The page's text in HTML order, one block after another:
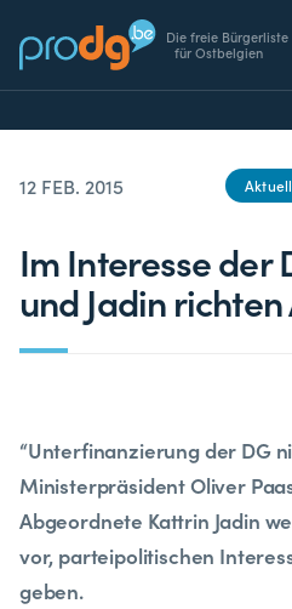
Die freie Bürgerliste
für Ostbelgien
12 FEB. 2015
Im Interesse der
und Jadin
“Unterfinanzierung der DG
Ministerpräsident Oliver
Abgeordnete Kattrin Jadin
vor, parteipolitischen
geben.